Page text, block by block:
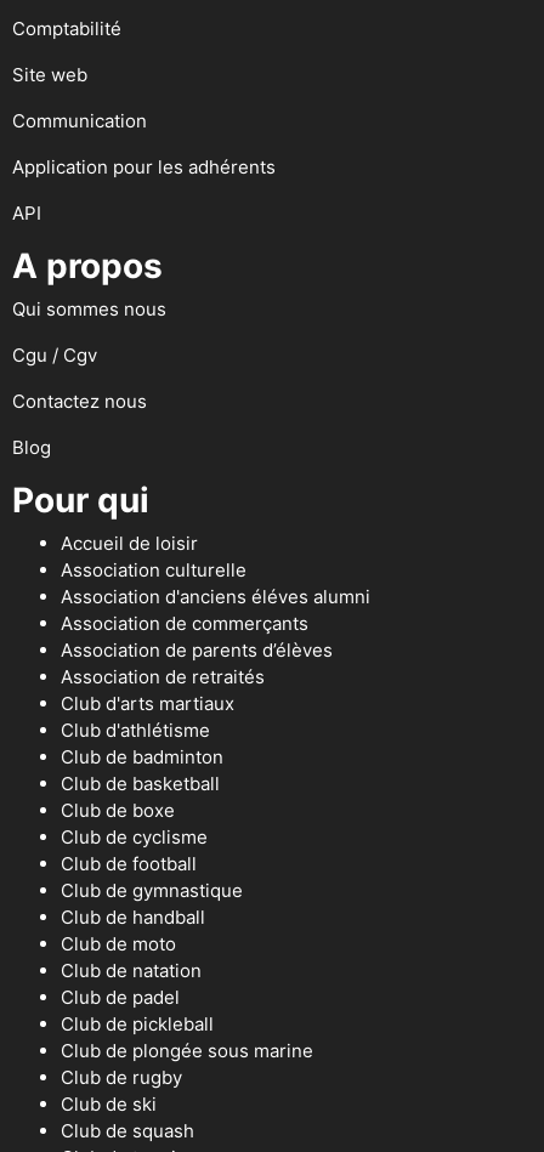
Comptabilité
Site web
Communication
Application pour les adhérents
API
A propos
Qui sommes nous
Cgu / Cgv
Contactez nous
Blog
Pour qui
Accueil de loisir
Association culturelle
Association d'anciens éléves alumni
Association de commerçants
Association de parents d’élèves
Association de retraités
Club d'arts martiaux
Club d'athlétisme
Club de badminton
Club de basketball
Club de boxe
Club de cyclisme
Club de football
Club de gymnastique
Club de handball
Club de moto
Club de natation
Club de padel
Club de pickleball
Club de plongée sous marine
Club de rugby
Club de ski
Club de squash